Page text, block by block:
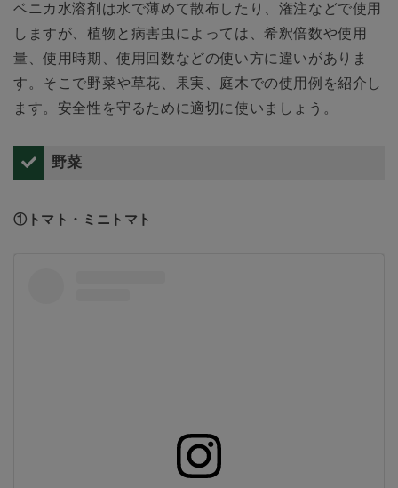
ベニカ水溶剤は水で薄めて散布したり、潅注などで使用
しますが、植物と病害虫によっては、希釈倍数や使用
量、使用時期、使用回数などの使い方に違いがありま
す。そこで野菜や草花、果実、庭木での使用例を紹介し
ます。安全性を守るために適切に使いましょう。
野菜
①トマト・ミニトマト